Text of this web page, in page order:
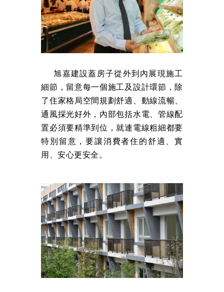
旭嘉建設蓋房子從外到內展現施工
細節，留意每一個施工及設計環節，除
了住家格局空間規劃舒適、動線流暢、
通風採光好外，內部包括水電、管線配
置必須要精準到位，就連電線粗細都要
特別留意，要讓消費者住的舒適、實
用、安心更安全。